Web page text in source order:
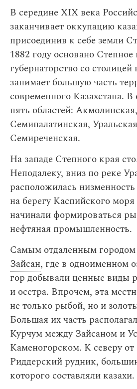
В середине XIX века
заканчивает оккупацию
присоединив к себе земли
1882 году основано Степное
губернаторство со
занимает большую часть
современного Казахстана. В
пять областей: Акмолинская,
Семипалатинская,
Семиреченская.
На западе Степного края
Неподалеку, вниз по реке
расположилась
на берегу Каспийского
начинали формироваться
нефтяная промышленность.
Самым отдаленным городом
Зайсан, где в одноименном
гор добывали ценные виды
и осетра. Впрочем, эта
не только рыбой, но и
Большая их часть
Курчум между Зайсаном и
Каменогорском. К северу от
Риддерский рудник,
которого составляли казахи.